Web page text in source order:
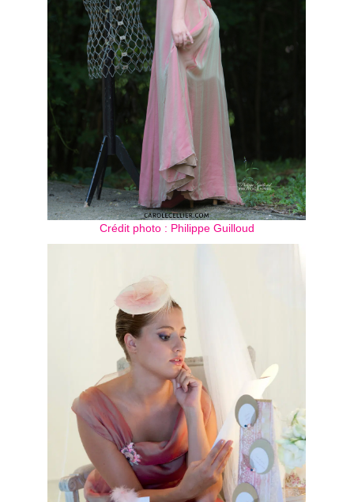
Crédit photo : Philippe Guilloud